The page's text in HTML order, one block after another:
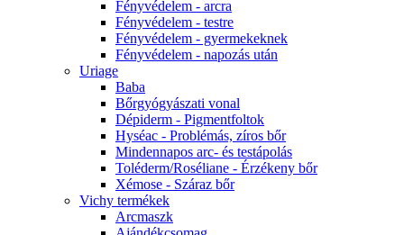
Fényvédelem - arcra
Fényvédelem - testre
Fényvédelem - gyermekeknek
Fényvédelem - napozás után
Uriage
Baba
Bőrgyógyászati vonal
Dépiderm - Pigmentfoltok
Hyséac - Problémás, zíros bőr
Mindennapos arc- és testápolás
Toléderm/Roséliane - Érzékeny bőr
Xémose - Száraz bőr
Vichy termékek
Arcmaszk